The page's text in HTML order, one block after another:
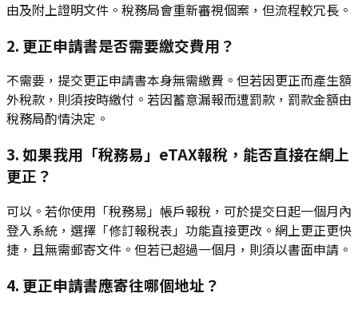
由及附上證明文件。稅務局會重新審視個案，但流程較冗長。
2. 更正申請書是否需要繳交費用？
不需要，提交更正申請書本身無需繳費。但若因更正而產生額
外稅款，則須按時繳付。若因蓄意漏報而遭罰款，罰款金額由
稅務局酌情決定。
3. 如果我用「稅務易」eTAX報稅，能否直接在網上
更正？
可以。若你使用「稅務易」帳戶報稅，可於提交日起一個月內
登入系統，選擇「修訂報稅表」功能直接更改。網上更正更快
捷，且無需郵寄文件。但若已超過一個月，則須以書面申請。
4. 更正申請書應寄往哪個地址？